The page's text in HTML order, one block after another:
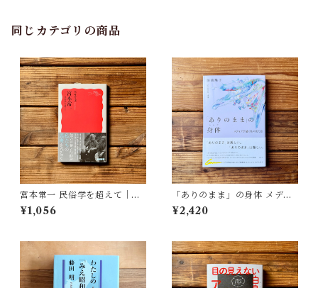
同じカテゴリの商品
宮本常一 民俗学を超えて｜木
村 哲也
¥1,056
「ありのまま」の身体 メディ
アが描く私の見た目 | 藤嶋 陽
子(著)
¥2,420